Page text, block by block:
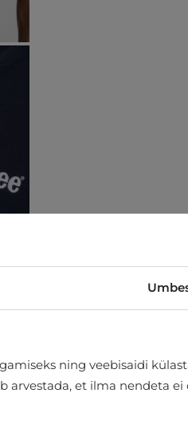
ning veebisaidi
arvestada, et ilma nendeta ei